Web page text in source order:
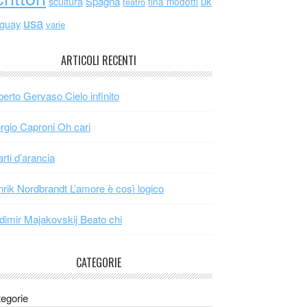
usa varie
ARTICOLI RECENTI
Gervaso Cielo infinito
Caproni Oh cari
d’arancia
Nordbrandt L’amore è così logico
Majakovskij Beato chi
CATEGORIE